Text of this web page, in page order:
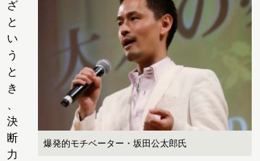
爆発的モチベーター・坂田公太郎氏
ざ
と
い
う
と
き
決
断
力